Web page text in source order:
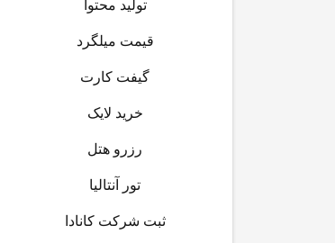
تولید محتوا
قیمت میلگرد
گیفت کارت
خرید لایک
رزرو هتل
تور آنتالیا
ثبت شرکت کانادا